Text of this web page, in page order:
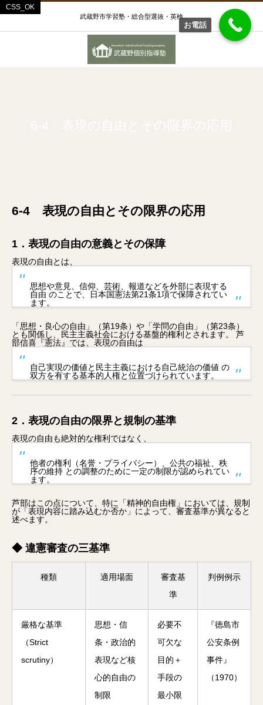
武蔵野市学習塾・総合型選抜・英検
6-4 表現の自由とその限界の応用
1．表現の自由の意義とその保障
表現の自由とは、
思想や意見、信仰、芸術、報道などを外部に表現する
自由 のことで、日本国憲法第21条1項で保障されてい
ます。
「思想・良心の自由」（第19条）や「学問の自由」（第23条）
とも関係し、民主主義社会における基盤的権利とされます。 芦
部信喜『憲法』では、表現の自由は
自己実現の価値と民主主義における自己統治の価値 の
双方を有する基本的人権と位置づけられています。
2．表現の自由の限界と規制の基準
表現の自由も絶対的な権利ではなく、
他者の権利（名誉・プライバシー）、公共の福祉、秩
序の維持 との調整のために一定の制限が認められてい
ます。
芦部はこの点について、特に「精神的自由権」においては、規制
が「表現内容に踏み込むか否か」によって、審査基準が異なると
述べます。
◆ 違憲審査の三基準
種類 適用場面
審査基
準
判例例示
厳格な基準
（Strict
scrutiny）
思想・信
条・政治的
表現など核
心的自由の
制限
必要不
可欠な
目的＋
手段の
最小限
『徳島市
公安条例
事件』
（1970）
お電話